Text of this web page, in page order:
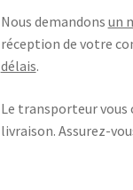
Nous demandons un
réception de votre
délais.
Le transporteur
livraison. Assurez-